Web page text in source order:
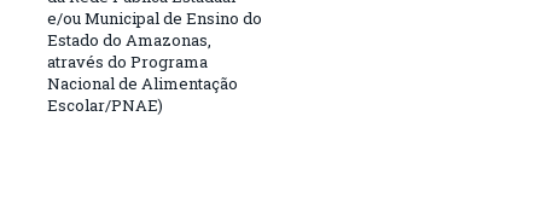
e/ou Municipal de Ensino do
Estado do Amazonas,
através do Programa
Nacional de Alimentação
Escolar/PNAE)